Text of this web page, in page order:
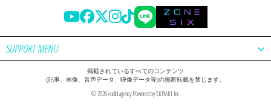
SUPPORT MENU
掲載されているすべてのコンテンツ
(記事、画像、音声データ、映像データ等)の無断転載を禁じます。
© 2026 euclid agency Powered bySKIYAKI Inc.